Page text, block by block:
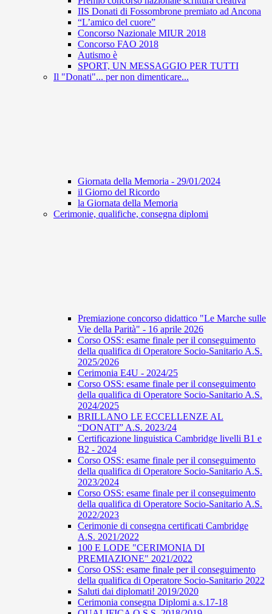
IIS Donati di Fossombrone premiato ad Ancona
“L’amico del cuore”
Concorso Nazionale MIUR 2018
Concorso FAO 2018
Autismo è
SPORT, UN MESSAGGIO PER TUTTI
Il "Donati"... per non dimenticare...
Giornata della Memoria - 29/01/2024
il Giorno del Ricordo
la Giornata della Memoria
Cerimonie, qualifiche, consegna diplomi
Premiazione concorso didattico "Le Marche sulle
Vie della Parità" - 16 aprile 2026
Corso OSS: esame finale per il conseguimento
della qualifica di Operatore Socio-Sanitario A.S.
2025/2026
Cerimonia E4U - 2024/25
Corso OSS: esame finale per il conseguimento
della qualifica di Operatore Socio-Sanitario A.S.
2024/2025
BRILLANO LE ECCELLENZE AL
“DONATI” A.S. 2023/24
Certificazione linguistica Cambridge livelli B1 e
B2 - 2024
Corso OSS: esame finale per il conseguimento
della qualifica di Operatore Socio-Sanitario A.S.
2023/2024
Corso OSS: esame finale per il conseguimento
della qualifica di Operatore Socio-Sanitario A.S.
2022/2023
Cerimonie di consegna certificati Cambridge
A.S. 2021/2022
100 E LODE "CERIMONIA DI
PREMIAZIONE" 2021/2022
Corso OSS: esame finale per il conseguimento
della qualifica di Operatore Socio-Sanitario 2022
Saluti dai diplomati! 2019/2020
Cerimonia consegna Diplomi a.s.17-18